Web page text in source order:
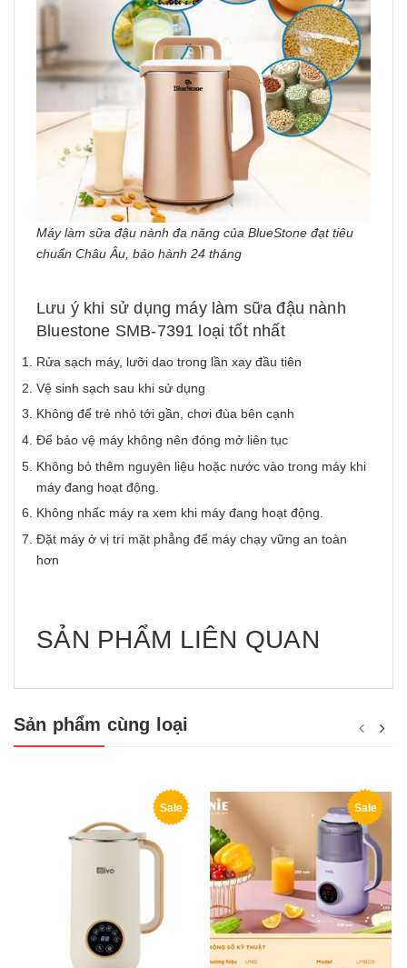
Máy làm sữa đậu nành đa năng của BlueStone đạt tiêu
chuẩn Châu Âu, bảo hành 24 tháng
Lưu ý khi sử dụng máy làm sữa đậu nành
Bluestone SMB-7391 loại tốt nhất
Rửa sạch máy, lưỡi dao trong lần xay đầu tiên
Vệ sinh sạch sau khi sử dụng
Không để trẻ nhỏ tới gần, chơi đùa bên cạnh
Để bảo vệ máy không nên đóng mở liên tục
Không bỏ thêm nguyên liệu hoặc nước vào trong máy khi
máy đang hoạt động.
Không nhấc máy ra xem khi máy đang hoạt động.
Đặt máy ở vị trí mặt phẳng để máy chạy vững an toàn
hơn
SẢN PHẨM LIÊN QUAN
Sản phẩm cùng loại
Sale Sale